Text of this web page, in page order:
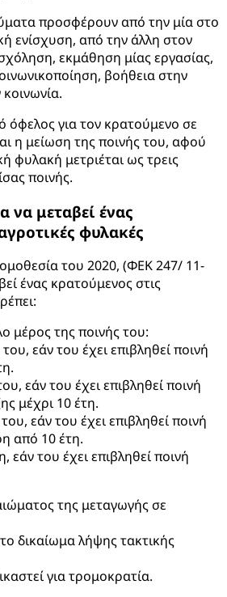
προσφέρουν από την μία στο
ενίσχυση, από την άλλη στον
εκμάθηση μίας εργασίας,
βοήθεια στην
όφελος για τον κρατούμενο σε
η μείωση της ποινής του, αφού
φυλακή μετριέται ως τρεις
ποινής.
να μεταβεί ένας
φυλακές
του 2020, (ΦΕΚ 247/ 11-
ένας κρατούμενος στις
μέρος της ποινής του:
εάν του έχει επιβληθεί ποινή
εάν του έχει επιβληθεί ποινή
μέχρι 10 έτη.
εάν του έχει επιβληθεί ποινή
από 10 έτη.
εάν του έχει επιβληθεί ποινή
της μεταγωγής σε
δικαίωμα λήψης τακτικής
για τρομοκρατία.